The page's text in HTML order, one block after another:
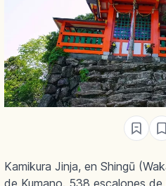
Kamikura Jinja, en Shingū